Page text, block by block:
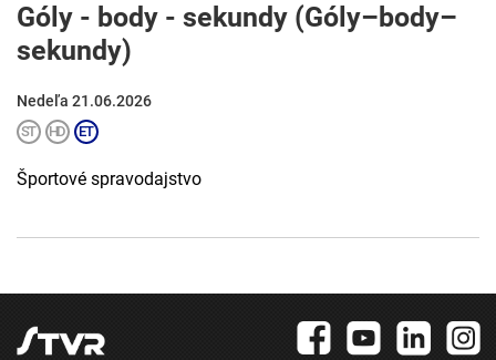
Góly - body - sekundy (Góly–body–
sekundy)
Nedeľa 21.06.2026
Športové spravodajstvo